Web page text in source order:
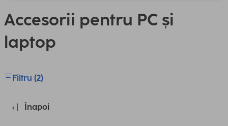
Accesorii pentru PC și
laptop
Filtru (2)
Înapoi